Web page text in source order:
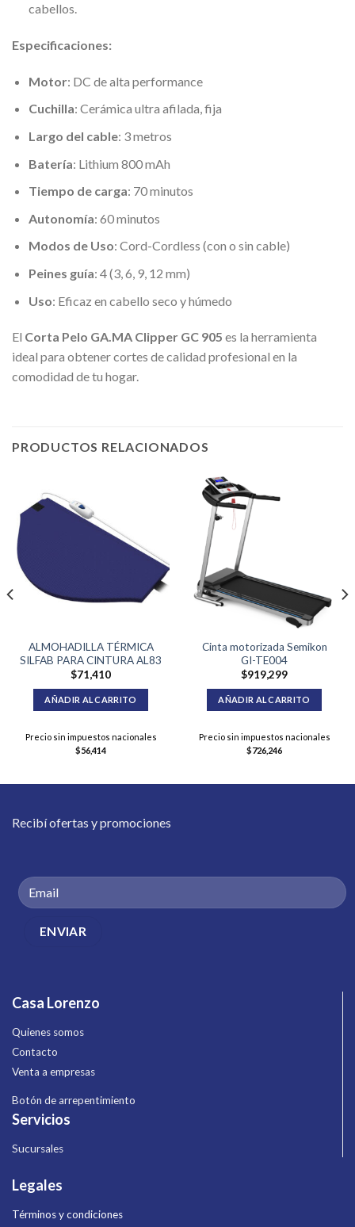
cabellos.
Especificaciones:
Motor: DC de alta performance
Cuchilla: Cerámica ultra afilada, fija
Largo del cable: 3 metros
Batería: Lithium 800 mAh
Tiempo de carga: 70 minutos
Autonomía: 60 minutos
Modos de Uso: Cord-Cordless (con o sin cable)
Peines guía: 4 (3, 6, 9, 12 mm)
Uso: Eficaz en cabello seco y húmedo
El Corta Pelo GA.MA Clipper GC 905 es la herramienta
ideal para obtener cortes de calidad profesional en la
comodidad de tu hogar.
PRODUCTOS RELACIONADOS
ALMOHADILLA TÉRMICA
SILFAB PARA CINTURA AL83
$71,410
AÑADIR AL CARRITO
Precio sin impuestos nacionales
$56,414
Cinta motorizada Semikon
GI-TE004
$919,299
AÑADIR AL CARRITO
Precio sin impuestos nacionales
$726,246
Recibí ofertas y promociones
Casa Lorenzo
Quienes somos
Contacto
Venta a empresas
Botón de arrepentimiento
Servicios
Sucursales
Legales
Términos y condiciones